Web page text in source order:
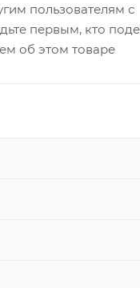
пользователям с
первым, кто
об этом товаре